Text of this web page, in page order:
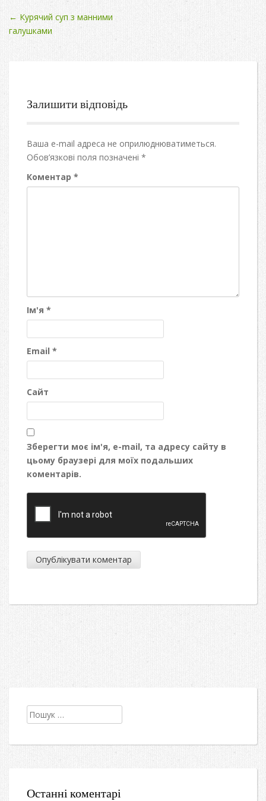
Post
navigation
← Курячий суп з манними
галушками
Залишити відповідь
Ваша e-mail адреса не оприлюднюватиметься.
Обов’язкові поля позначені *
Коментар *
Ім'я *
Email *
Сайт
Зберегти моє ім'я, e-mail, та адресу сайту в
цьому браузері для моїх подальших
коментарів.
Пошук:
Останні коментарі